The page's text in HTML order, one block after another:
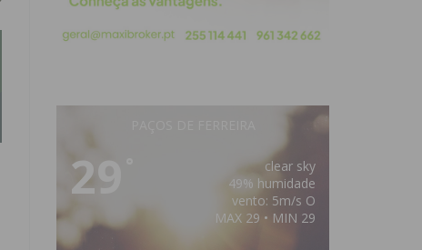
29
clear sky
49% humidade
vento: 5m/s O
MAX 29 • MIN 29